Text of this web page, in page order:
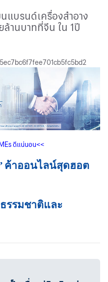
แบรนด์เครื่องสำอาง
านบาทที่จีน ใน 1ปี
ดีแน่นอน<<
ค้าออนไลน์สุดฮอต
รรมชาติและ